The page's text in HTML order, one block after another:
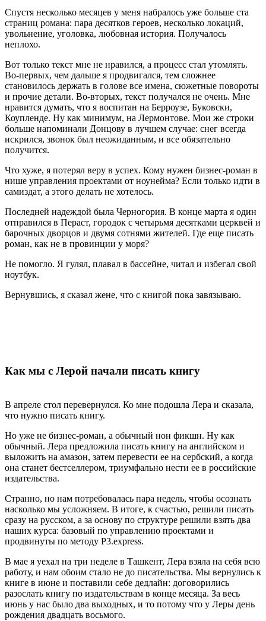
Спустя несколько месяцев у меня набралось уже больше ста
страниц романа: пара десятков героев, несколько локаций,
увольнение, уголовка, любовная история. Получалось
неплохо.
Вот только текст мне не нравился, а процесс стал утомлять.
Во-первых, чем дальше я продвигался, тем сложнее
становилось держать в голове все имена, сюжетные повороты
и прочие детали. Во-вторых, текст получался не очень. Мне
нравится думать, что я воспитан на Берроузе, Буковски,
Коупленде. Ну как минимум, на Лермонтове. Мои же строки
больше напоминали Донцову в лучшем случае: снег всегда
искрился, звонок был неожиданным, и все обязательно
получится.
Что хуже, я потерял веру в успех. Кому нужен бизнес-роман в
нише управления проектами от ноунейма? Если только идти в
самиздат, а этого делать не хотелось.
Последней надеждой была Черногория. В конце марта я один
отправился в Пераст, городок с четырьмя десятками церквей и
барочных дворцов и двумя сотнями жителей. Где еще писать
роман, как не в провинции у моря?
Не помогло. Я гулял, плавал в бассейне, читал и избегал свой
ноутбук.
Вернувшись, я сказал жене, что с книгой пока завязываю.
Как мы с Лерой начали писать книгу
В апреле стол перевернулся. Ко мне подошла Лера и сказала,
что нужно писать книгу.
Но уже не бизнес-роман, а обычный нон фикшн. Ну как
обычный. Лера предложила писать книгу на английском и
выложить на амазон, затем перевести ее на сербский, а когда
она станет бестселлером, триумфально нести ее в российские
издательства.
Странно, но нам потребовалась пара недель, чтобы осознать
насколько мы усложняем. В итоге, к счастью, решили писать
сразу на русском, а за основу по структуре решили взять два
наших курса: базовый по управлению проектами и
продвинуты по методу P3.express.
В мае я уехал на три неделе в Ташкент, Лера взяла на себя всю
работу, и нам обоим стало не до писательства. Мы вернулись к
книге в июне и поставили себе дедлайн: договорились
разослать книгу по издательствам в конце месяца. За весь
июнь у нас было два выходных, и то потому что у Леры день
рождения двадцать восьмого.